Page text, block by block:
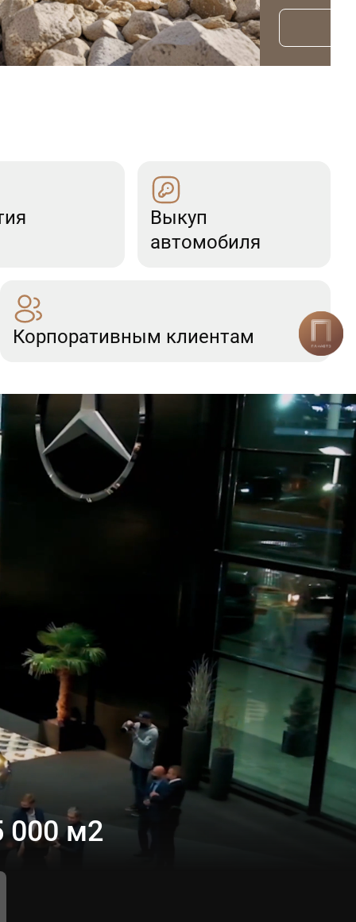
Выкуп
автомобиля
Корпоративным клиентам
000 м2